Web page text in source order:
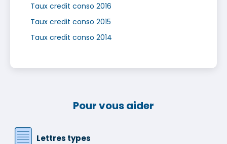
Taux credit conso 2016
Taux credit conso 2015
Taux credit conso 2014
Pour vous aider
Lettres types